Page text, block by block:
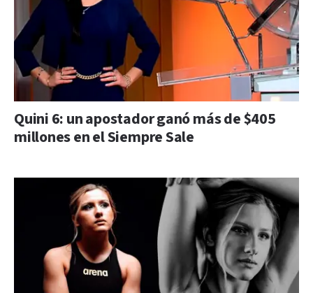
Quini 6: un apostador ganó más de $405
millones en el Siempre Sale